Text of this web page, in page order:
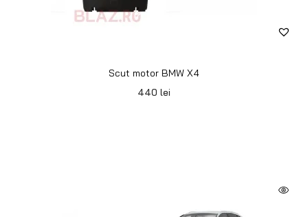
Scut motor BMW X4
440 lei